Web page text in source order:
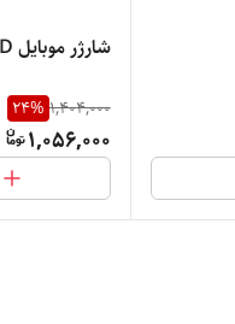
شارژر موبایل ۲۵wPD سوپر فست شارژ
1,404,000
24%
1,056,000